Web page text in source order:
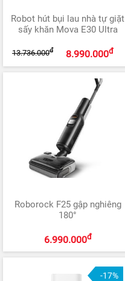
Robot hút bụi lau nhà tự giặt
sấy khăn Mova E30 Ultra
8.990.000đ
13.736.000đ
Roborock F25 gập nghiêng
180°
6.990.000đ
-17%